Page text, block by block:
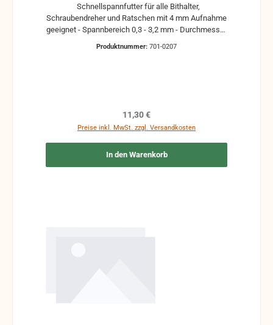
Schraubendreher und Ratschen mit 4 mm Aufnahme
geeignet - Spannbereich 0,3 - 3,2 mm - Durchmesser
Produktnummer: 701-0207
Regulärer Preis:
11,30 €
Preise inkl. MwSt. zzgl. Versandkosten
In den Warenkorb